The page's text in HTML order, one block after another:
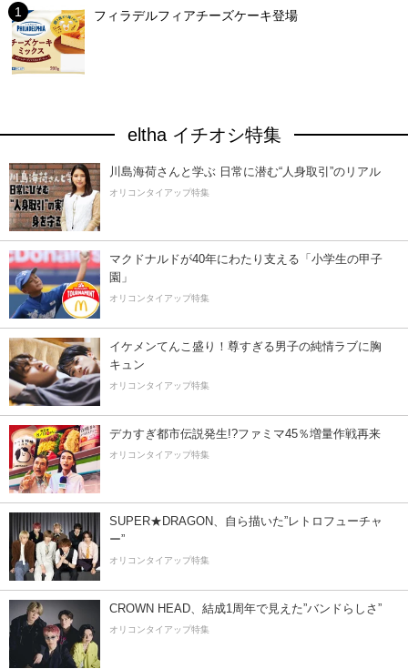
フィラデルフィアチーズケーキ登場
eltha イチオシ特集
川島海荷さんと学ぶ 日常に潜む“人身取引”のリアル
オリコンタイアップ特集
マクドナルドが40年にわたり支える「小学生の甲子
園」
オリコンタイアップ特集
イケメンてんこ盛り！尊すぎる男子の純情ラブに胸
キュン
オリコンタイアップ特集
デカすぎ都市伝説発生!?ファミマ45％増量作戦再来
オリコンタイアップ特集
SUPER★DRAGON、自ら描いた”レトロフューチャ
ー”
オリコンタイアップ特集
CROWN HEAD、結成1周年で見えた”バンドらしさ”
オリコンタイアップ特集